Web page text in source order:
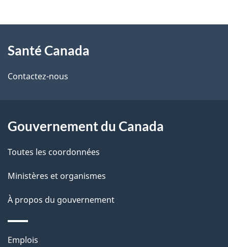
i
l
d
e
p
a
propos
de
site
Santé Canada
Contactez-nous
Gouvernement du Canada
Toutes les coordonnées
Ministères et organismes
À propos du gouvernement
Thèmes
Emplois